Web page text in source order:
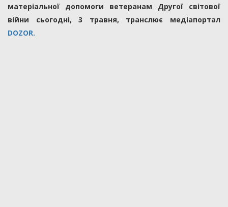
матеріальної допомоги ветеранам Другої світової
війни сьогодні, 3 травня, транслює медіапортал
DOZOR.